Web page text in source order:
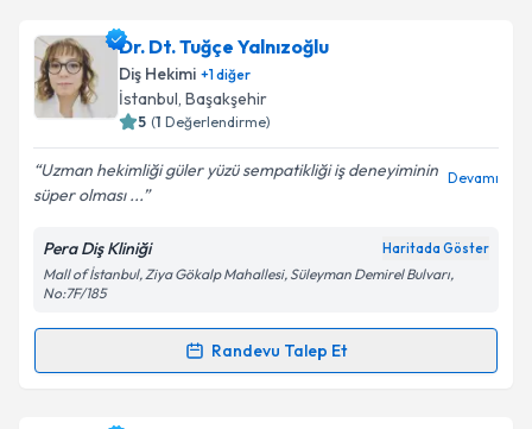
Dr. Dt. Tuğçe Yalnızoğlu
Diş Hekimi +1diğer
İstanbul, Başakşehir
5 (1 Değerlendirme)
Uzman hekimliği güler yüzü sempatikliği iş deneyiminin
süper olması ...
Devamı
Pera Diş Kliniği Haritada Göster
Mall of İstanbul, Ziya Gökalp Mahallesi, Süleyman Demirel Bulvarı,
No:7F/185
Randevu Talep Et
Randevu Takvimi Talebi